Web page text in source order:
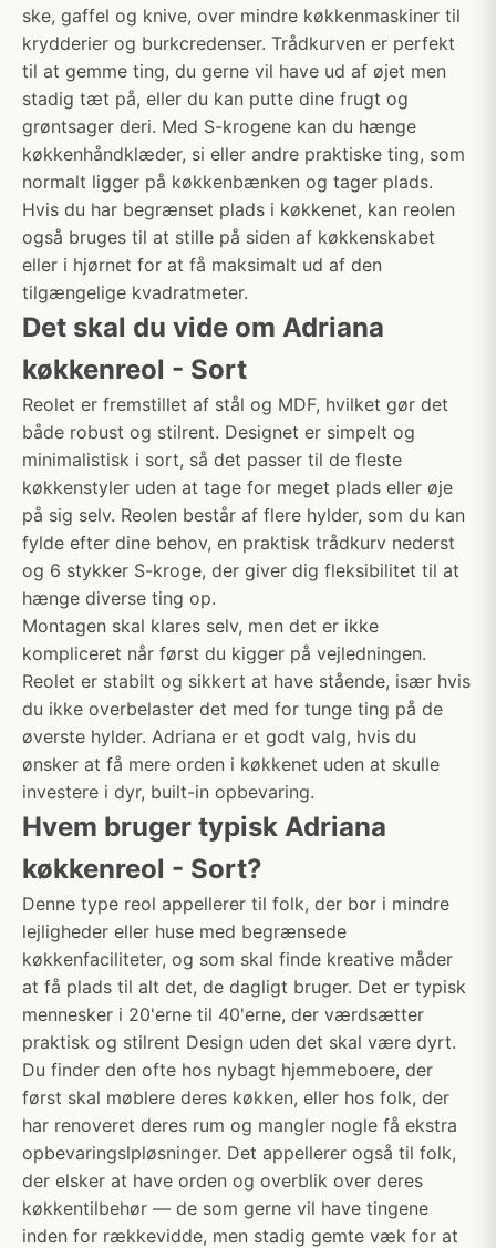
ske, gaffel og knive, over mindre køkkenmaskiner til
krydderier og burkcredenser. Trådkurven er perfekt
til at gemme ting, du gerne vil have ud af øjet men
stadig tæt på, eller du kan putte dine frugt og
grøntsager deri. Med S-krogene kan du hænge
køkkenhåndklæder, si eller andre praktiske ting, som
normalt ligger på køkkenbænken og tager plads.
Hvis du har begrænset plads i køkkenet, kan reolen
også bruges til at stille på siden af køkkenskabet
eller i hjørnet for at få maksimalt ud af den
tilgængelige kvadratmeter.
Det skal du vide om Adriana
køkkenreol - Sort
Reolet er fremstillet af stål og MDF, hvilket gør det
både robust og stilrent. Designet er simpelt og
minimalistisk i sort, så det passer til de fleste
køkkenstyler uden at tage for meget plads eller øje
på sig selv. Reolen består af flere hylder, som du kan
fylde efter dine behov, en praktisk trådkurv nederst
og 6 stykker S-kroge, der giver dig fleksibilitet til at
hænge diverse ting op.
Montagen skal klares selv, men det er ikke
kompliceret når først du kigger på vejledningen.
Reolet er stabilt og sikkert at have stående, især hvis
du ikke overbelaster det med for tunge ting på de
øverste hylder. Adriana er et godt valg, hvis du
ønsker at få mere orden i køkkenet uden at skulle
investere i dyr, built-in opbevaring.
Hvem bruger typisk Adriana
køkkenreol - Sort?
Denne type reol appellerer til folk, der bor i mindre
lejligheder eller huse med begrænsede
køkkenfaciliteter, og som skal finde kreative måder
at få plads til alt det, de dagligt bruger. Det er typisk
mennesker i 20'erne til 40'erne, der værdsætter
praktisk og stilrent Design uden det skal være dyrt.
Du finder den ofte hos nybagt hjemmeboere, der
først skal møblere deres køkken, eller hos folk, der
har renoveret deres rum og mangler nogle få ekstra
opbevaringslpløsninger. Det appellerer også til folk,
der elsker at have orden og overblik over deres
køkkentilbehør — de som gerne vil have tingene
inden for rækkevidde, men stadig gemte væk for at